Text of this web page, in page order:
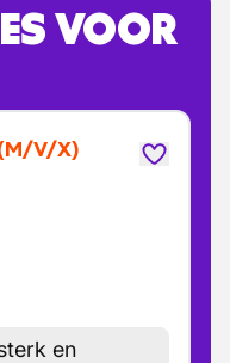
VOOR
V/X)
en